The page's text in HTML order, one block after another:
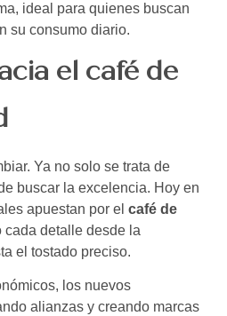
ideal para quienes buscan
su consumo diario.
el café de
Ya no solo se trata de
buscar la excelencia. Hoy en
apuestan por el café de
cada detalle desde la
el tostado preciso.
los nuevos
alianzas y creando marcas